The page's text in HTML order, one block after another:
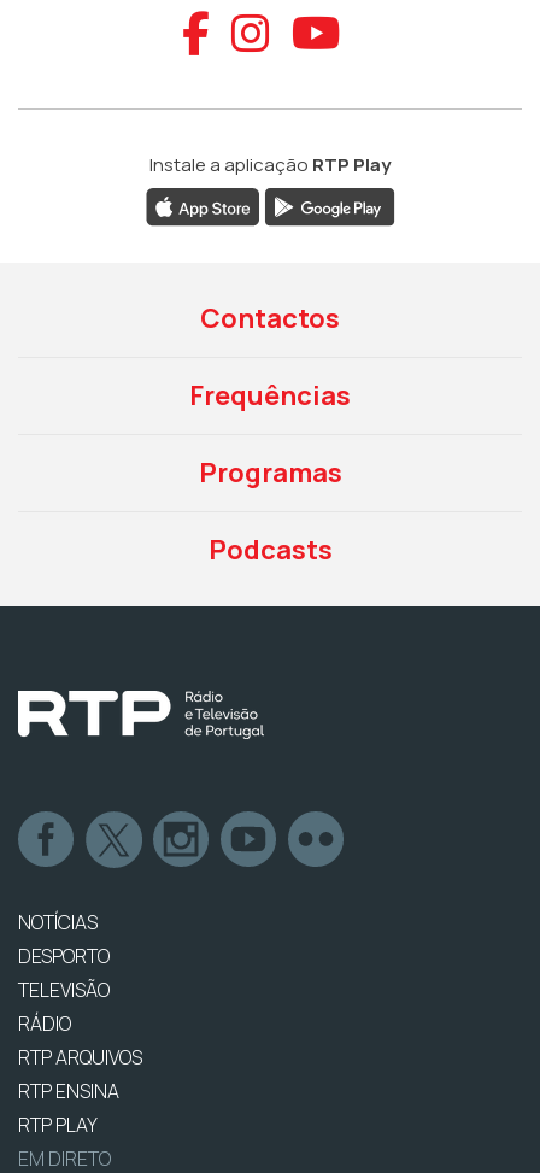
Aceder ao
Aceder ao
Aceder
Instale a aplicação RTP Play
Contactos
Frequências
Programas
Podcasts
NOTÍCIAS
DESPORTO
TELEVISÃO
RÁDIO
RTP ARQUIVOS
RTP ENSINA
RTP PLAY
EM DIRETO